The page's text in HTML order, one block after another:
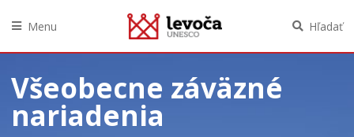
na
obsah
Menu Hľadať
Všeobecne záväzné
nariadenia